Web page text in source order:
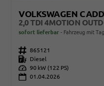
VOLKSWAGEN
2,0 TDI 4MOTION
sofort lieferbar Fahrzeug mit
Fahrzeugnr. 865121
Kraftstoff
Diesel
Leistung 90 kW (122 PS)
01.04.2026